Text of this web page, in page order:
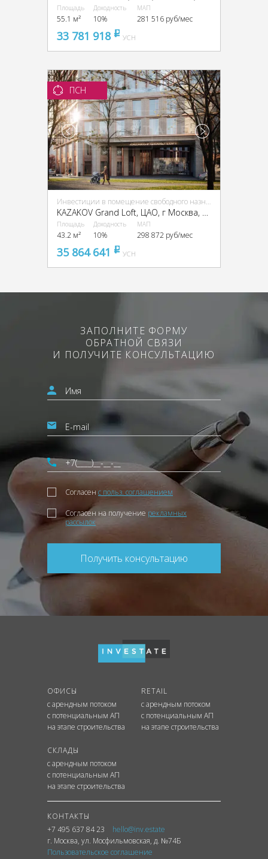
Площадь
55.1 м²
Доходность
10%
МАП
281 516 руб/мес
33 781 918 pуб
УСН
ПСН
Инвестиции в помещение свободного назначения (ПСН)
KAZAKOV Grand Loft, ЦАО, г Москва, Казакова ул., 7
Площадь
43.2 м²
Доходность
10%
МАП
298 872 руб/мес
35 864 641 pуб
УСН
ЗАПОЛНИТЕ ФОРМУ
ОБРАТНОЙ СВЯЗИ
И ПОЛУЧИТЕ КОНСУЛЬТАЦИЮ
Согласен с польз. соглашением
Согласен на получение рекламных
рассылок
Получить консультацию
ОФИСЫ
с арендным потоком
с потенциальным АП
на этапе строительства
RETAIL
с арендным потоком
с потенциальным АП
на этапе строительства
СКЛАДЫ
с арендным потоком
с потенциальным АП
на этапе строительства
КОНТАКТЫ
+7 495 637 84 23
hello@inv.estate
г. Москва, ул. Мосфильмовская, д. №74Б
Пользовательское соглашение